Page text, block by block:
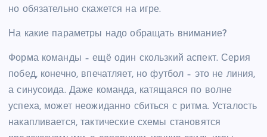
но обязательно скажется на игре.
На какие параметры надо обращать внимание?
Форма команды – ещё один скользкий аспект. Серия
побед, конечно, впечатляет, но футбол – это не линия,
а синусоида. Даже команда, катящаяся по волне
успеха, может неожиданно сбиться с ритма. Усталость
накапливается, тактические схемы становятся